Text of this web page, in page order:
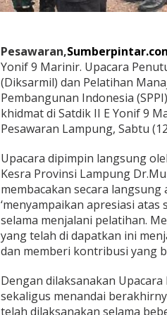
S
I
B
a
t
c
h
I
S
a
t
d
i
k
I
Y
o
n
Pesawaran,
Yonif 9 Marinir. Upacara
(Diksarmil) dan Pelatihan
Pembangunan Indonesia
khidmat di Satdik II E Yonif 9
Pesawaran Lampung, Sabtu
Upacara dipimpin langsung
Kesra Provinsi Lampung
membacakan secara
‘menyampaikan apresiasi
selama menjalani pelatihan.
yang telah di dapatkan ini
dan memberi kontribusi yang
Dengan dilaksanakan
sekaligus menandai
telah dilaksanakan selama